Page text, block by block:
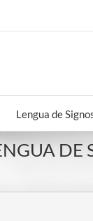
Lengua de
DE